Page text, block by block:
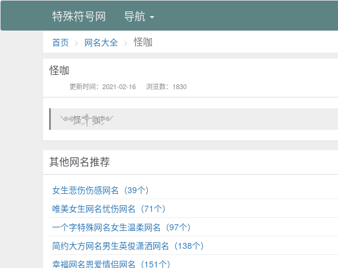
特殊符号网 导航
首页 网名大全 怪咖
怪咖
更新时间：2021-02-16 浏览数：1830
༺ۣۖ怪ۣۖ༒ۣ咖ۣۖ༻
其他网名推荐
女生悲伤伤感网名（39个）
唯美女生网名忧伤网名（71个）
一个字特殊网名女生温柔网名（97个）
简约大方网名男生英俊潇洒网名（138个）
幸福网名恩爱情侣网名（151个）